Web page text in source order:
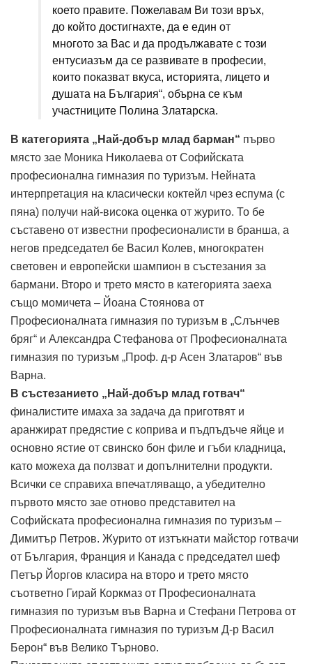
което правите. Пожелавам Ви този връх,
до който достигнахте, да е един от
многото за Вас и да продължавате с този
ентусиазъм да се развивате в професии,
които показват вкуса, историята, лицето и
душата на България“, обърна се към
участниците Полина Златарска.
В категорията „Най-добър млад барман“ първо
място зае Моника Николаева от Софийската
професионална гимназия по туризъм. Нейната
интерпретация на класически коктейл чрез еспума (с
пяна) получи най-висока оценка от журито. То бе
съставено от известни професионалисти в бранша, а
негов председател бе Васил Колев, многократен
световен и европейски шампион в състезания за
бармани. Второ и трето място в категорията заеха
също момичета – Йоана Стоянова от
Професионалната гимназия по туризъм в „Слънчев
бряг“ и Александра Стефанова от Професионалната
гимназия по туризъм „Проф. д-р Асен Златаров“ във
Варна.
В състезанието „Най-добър млад готвач“
финалистите имаха за задача да приготвят и
аранжират предястие с коприва и пъдпъдъче яйце и
основно ястие от свинско бон филе и гъби кладница,
като можеха да ползват и допълнителни продукти.
Всички се справиха впечатляващо, а убедително
първото място зае отново представител на
Софийската професионална гимназия по туризъм –
Димитър Петров. Журито от изтъкнати майстор готвачи
от България, Франция и Канада с председател шеф
Петър Йоргов класира на второ и трето място
съответно Гирай Коркмаз от Професионалната
гимназия по туризъм във Варна и Стефани Петрова от
Професионалната гимназия по туризъм Д-р Васил
Берон“ във Велико Търново.